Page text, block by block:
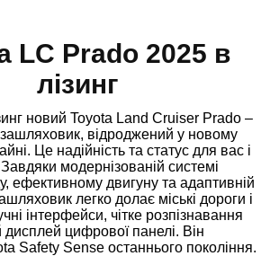
LC Prado 2025 в
лізинг
новий Toyota Land Cruiser Prado –
відроджений у новому
Це надійність та статус для вас і
модернізованій системі
ефективному двигуну та адаптивній
легко долає міські дороги і
інтерфейси, чітке розпізнавання
дисплей цифрової панелі. Він
Safety Sense останнього покоління.